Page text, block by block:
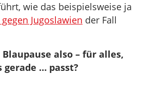
wie das beispielsweise ja
Jugoslawien der Fall
also – für alles,
gerade … passt?